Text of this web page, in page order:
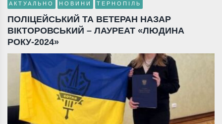
АКТУАЛЬНО НОВИНИ ТЕРНОПІЛЬ
ПОЛІЦЕЙСЬКИЙ ТА ВЕТЕРАН НАЗАР
ВІКТОРОВСЬКИЙ – ЛАУРЕАТ «ЛЮДИНА
РОКУ-2024»